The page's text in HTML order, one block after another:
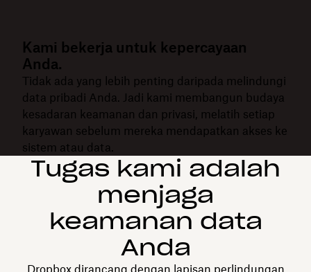
Kami bekerja untuk kepercayaan
Anda.
Tidak ada yang lebih penting daripada melindungi
data pribadi Anda. Jadi kami membangun budaya
kesadaran keamanan dan privasi, melatih setiap
karyawan sebelum mereka mendapatkan akses ke
sistem atau data.
Tugas kami adalah
menjaga
keamanan data
Anda